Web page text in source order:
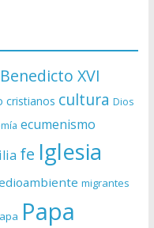
Benedicto XVI
cristianos cultura Dios
ecumenismo
fe Iglesia
migrantes
Papa